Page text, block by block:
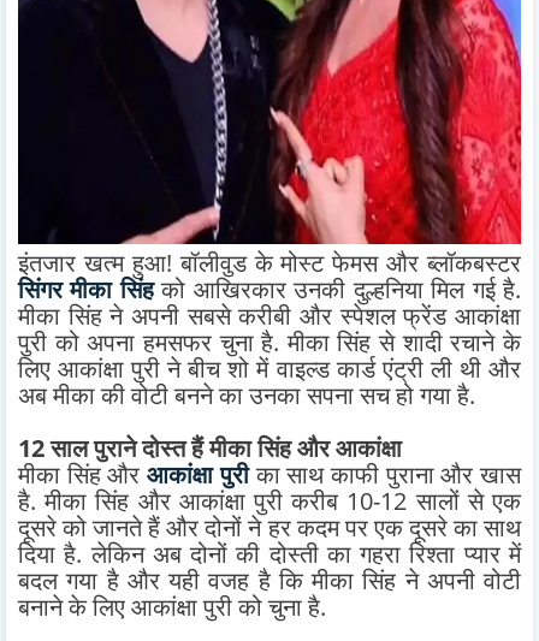
इंतजार खत्म हुआ! बॉलीवुड के मोस्ट फेमस और ब्लॉकबस्टर
सिंगर मीका सिंहको आखिरकार उनकी दुल्हनिया मिल गई है.
मीका सिंह ने अपनी सबसे करीबी और स्पेशल फ्रेंड आकांक्षा
पुरी को अपना हमसफर चुना है. मीका सिंह से शादी रचाने के
लिए आकांक्षा पुरी ने बीच शो में वाइल्ड कार्ड एंट्री ली थी और
अब मीका की वोटी बनने का उनका सपना सच हो गया है.
12 साल पुराने दोस्त हैं मीका सिंह और आकांक्षा
मीका सिंह औरआकांक्षा पुरीका साथ काफी पुराना और खास
है. मीका सिंह और आकांक्षा पुरी करीब 10-12 सालों से एक
दूसरे को जानते हैं और दोनों ने हर कदम पर एक दूसरे का साथ
दिया है. लेकिन अब दोनों की दोस्ती का गहरा रिश्ता प्यार में
बदल गया है और यही वजह है कि मीका सिंह ने अपनी वोटी
बनाने के लिए आकांक्षा पुरी को चुना है.